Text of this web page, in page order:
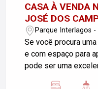
CASA À VENDA
JOSÉ DOS
Parque Interlagos
Se você procura
e com espaço para
pode ser uma